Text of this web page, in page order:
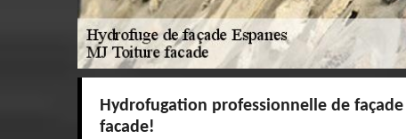
Hydrofugation professionnelle de façade
facade!